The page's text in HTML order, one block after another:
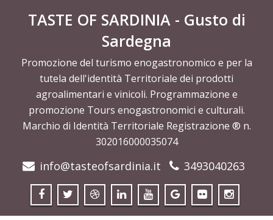
TASTE OF SARDINIA - Gusto di
Sardegna
Promozione del turismo enogastronomico e per la
tutela dell'identità Territoriale dei prodotti
agroalimentari e vinicoli. Programmazione e
promozione Tours enogastronomici e culturali.
Marchio di Identità Territoriale Registrazione ® n.
302016000035074
info@tasteofsardinia.it 3493040263